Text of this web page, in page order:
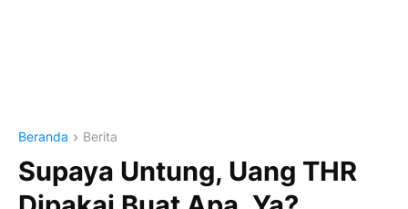
Beranda Berita
Supaya Untung, Uang THR